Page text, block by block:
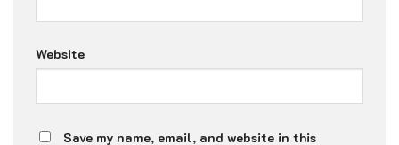
Website
Save my name, email, and website in this